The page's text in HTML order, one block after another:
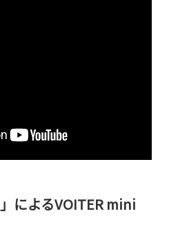
によるVOITER mini